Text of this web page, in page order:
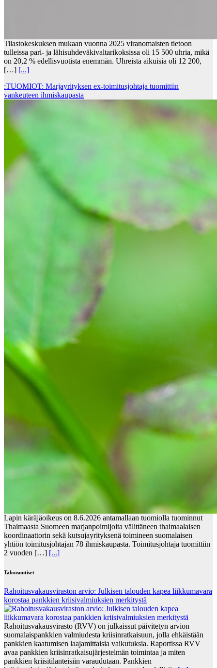
Tilastokeskuksen mukaan vuonna 2025 viranomaisten tietoon
tulleissa pari- ja lähisuhdeväkivaltarikoksissa oli 15 500 uhria, mikä
on 20,2 % edellisvuotista enemmän. Uhreista aikuisia oli 12 200,
[…] [...]
:TUOMIOT: Marjayrityksen ex-toimitusjohtaja tuomittiin
vankeuteen ihmiskaupasta
Lapin käräjäoikeus on 8.6.2026 antamallaan tuomiolla tuominnut
Thaimaasta Suomeen marjanpoimijoita välittäneen thaimaalaisen
koordinaattorin sekä kutsujayrityksenä toimineen suomalaisen
yhtiön toimitusjohtajan 78 ihmiskaupasta. Toimitusjohtaja tuomittiin
2 vuoden […] [...]
Talousuutiset
Rahoitusvakausviraston arvio: Julkisen talouden kapea liikkumavara
korostaa pankkien kriisivalmiuksien merkitystä
Rahoitusvakausvirasto (RVV) on julkaissut päivitetyn arvion
suomalaispankkien valmiudesta kriisinratkaisuun, jolla ehkäistään
pankkien kaatumisen laajamittaisia vaikutuksia. Raportissa RVV
avaa pankkien kriisinratkaisujärjestelmän toimintaa ja miten
pankkien kriisitilanteisiin varaudutaan. Pankkien